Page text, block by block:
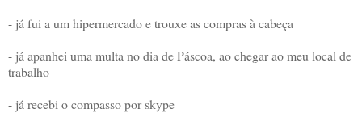
- já fui a um hipermercado e trouxe as compras à cabeça
- já apanhei uma multa no dia de Páscoa, ao chegar ao meu local de
trabalho
- já recebi o compasso por skype